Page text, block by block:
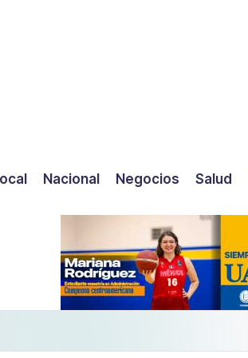
Nacional Negocios Salud